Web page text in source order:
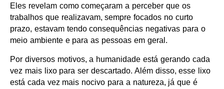
Eles revelam como começaram a perceber que os
trabalhos que realizavam, sempre focados no curto
prazo, estavam tendo consequências negativas para o
meio ambiente e para as pessoas em geral.
Por diversos motivos, a humanidade está gerando cada
vez mais lixo para ser descartado. Além disso, esse lixo
está cada vez mais nocivo para a natureza, já que é